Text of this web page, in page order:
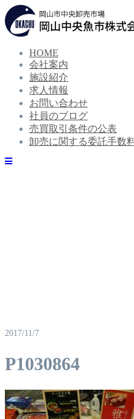
コ
ン
テ
HOME
会社案内
施設紹介
求人情報
お問い合わせ
社員のブログ
売買取引条件の公表
卸売に関する委託手数
2017/11/7
P1030864